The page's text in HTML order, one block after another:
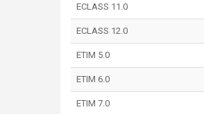
ECLASS 11.0
ECLASS 12.0
ETIM 5.0
ETIM 6.0
ETIM 7.0